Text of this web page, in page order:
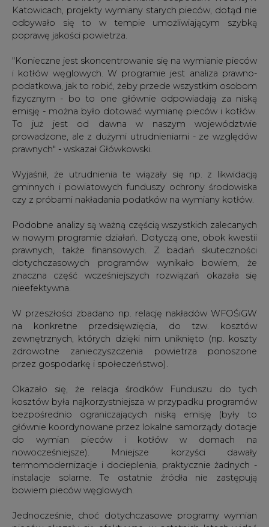
Katowicach, projekty wymiany starych pieców, dotąd nie
odbywało się to w tempie umożliwiającym szybką
poprawę jakości powietrza.
"Konieczne jest skoncentrowanie się na wymianie pieców
i kotłów węglowych. W programie jest analiza prawno-
podatkowa, jak to robić, żeby przede wszystkim osobom
fizycznym - bo to one głównie odpowiadają za niską
emisję - można było dotować wymianę pieców i kotłów.
To już jest od dawna w naszym województwie
prowadzone, ale z dużymi utrudnieniami - ze względów
prawnych" - wskazał Główkowski.
Wyjaśnił, że utrudnienia te wiązały się np. z likwidacją
gminnych i powiatowych funduszy ochrony środowiska
czy z próbami nakładania podatków na wymiany kotłów.
Podobne analizy są ważną częścią wszystkich zalecanych
w nowym programie działań. Dotyczą one, obok kwestii
prawnych, także finansowych. Z badań skuteczności
dotychczasowych programów wynikało bowiem, że
znaczna część wcześniejszych rozwiązań okazała się
nieefektywna.
W przeszłości zbadano np. relację nakładów WFOŚiGW
na konkretne przedsięwzięcia, do tzw. kosztów
zewnętrznych, których dzięki nim uniknięto (np. koszty
zdrowotne zanieczyszczenia powietrza ponoszone
przez gospodarkę i społeczeństwo).
Okazało się, że relacja środków Funduszu do tych
kosztów była najkorzystniejsza w przypadku programów
bezpośrednio ograniczających niską emisję (były to
głównie koordynowane przez lokalne samorządy dotacje
do wymian pieców i kotłów w domach na
nowocześniejsze). Mniejsze korzyści dawały
termomodernizacje i docieplenia, praktycznie żadnych -
instalacje solarne. Te ostatnie źródła nie zastępują
bowiem pieców węglowych.
Jednocześnie, choć dotychczasowe programy wymian